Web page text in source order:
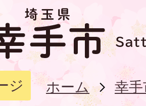
ジ ホーム 幸